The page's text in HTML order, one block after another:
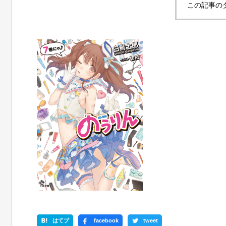
この記事の
はてブ facebook tweet